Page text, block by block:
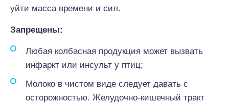
уйти масса времени и сил.
Запрещены:
Любая колбасная продукция может вызвать
инфаркт или инсульт у птиц;
Молоко в чистом виде следует давать с
осторожностью. Желудочно-кишечный тракт